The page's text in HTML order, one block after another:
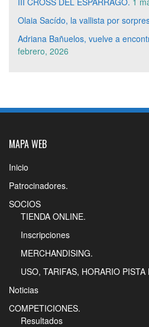
Olaia Sacído, la vallista por
Adriana Bañuelos, vuelve a
febrero, 2026
MAPA WEB
Inicio
Patrocinadores.
SOCIOS
TIENDA ONLINE.
Inscripciones
MERCHANDISING.
USO, TARIFAS, HORARIO
Noticias
COMPETICIONES.
Resultados